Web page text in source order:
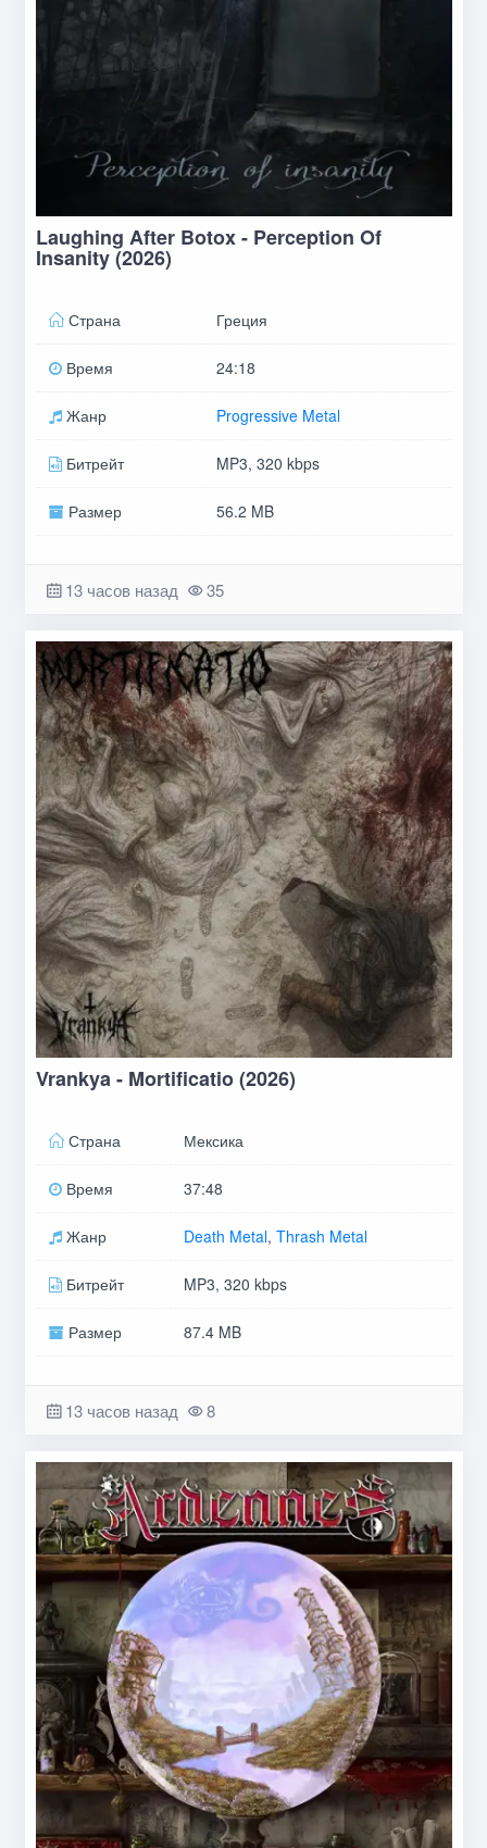
Laughing After Botox - Perception Of
Insanity (2026)
Страна Греция
Время 24:18
Жанр Progressive Metal
Битрейт MP3, 320 kbps
Размер 56.2 MB
13 часов назад 35
Vrankya - Mortificatio (2026)
Страна Мексика
Время 37:48
Жанр Death Metal, Thrash Metal
Битрейт MP3, 320 kbps
Размер 87.4 MB
13 часов назад 8